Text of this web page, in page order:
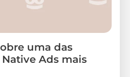
uma das
Ads mais